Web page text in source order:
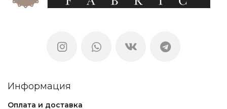
Информация
Оплата и доставка